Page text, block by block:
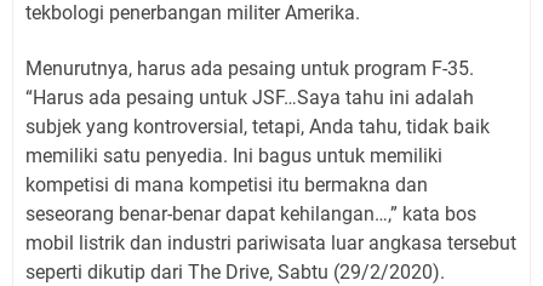
tekbologi penerbangan militer Amerika.
Menurutnya, harus ada pesaing untuk program F-35.
“Harus ada pesaing untuk JSF…Saya tahu ini adalah
subjek yang kontroversial, tetapi, Anda tahu, tidak baik
memiliki satu penyedia. Ini bagus untuk memiliki
kompetisi di mana kompetisi itu bermakna dan
seseorang benar-benar dapat kehilangan…,” kata bos
mobil listrik dan industri pariwisata luar angkasa tersebut
seperti dikutip dari The Drive, Sabtu (29/2/2020).